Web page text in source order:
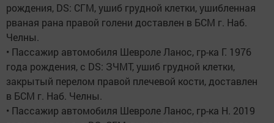
рождения, DS: СГМ, ушиб грудной клетки, ушибленная
рваная рана правой голени доставлен в БСМ г. Наб.
Челны.
• Пассажир автомобиля Шевроле Ланос, гр-ка Г. 1976
года рождения, с DS: ЗЧМТ, ушиб грудной клетки,
закрытый перелом правой плечевой кости, доставлен
в БСМ г. Наб. Челны.
• Пассажир автомобиля Шевроле Ланос, гр-ка Н. 2019